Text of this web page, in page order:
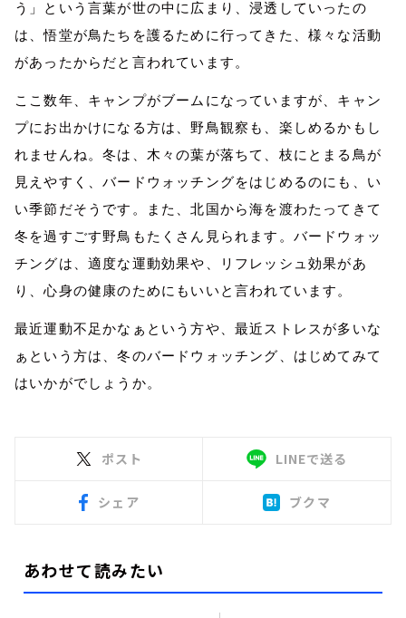
う」という言葉が世の中に広まり、浸透していったの
は、悟堂が鳥たちを護るために行ってきた、様々な活動
があったからだと言われています。
ここ数年、キャンプがブームになっていますが、キャン
プにお出かけになる方は、野鳥観察も、楽しめるかもし
れませんね。冬は、木々の葉が落ちて、枝にとまる鳥が
見えやすく、バードウォッチングをはじめるのにも、い
い季節だそうです。また、北国から海を渡わたってきて
冬を過すごす野鳥もたくさん見られます。バードウォッ
チングは、適度な運動効果や、リフレッシュ効果があ
り、心身の健康のためにもいいと言われています。
最近運動不足かなぁという方や、最近ストレスが多いな
ぁという方は、冬のバードウォッチング、はじめてみて
はいかがでしょうか。
ポスト LINEで送る
シェア ブクマ
あわせて読みたい